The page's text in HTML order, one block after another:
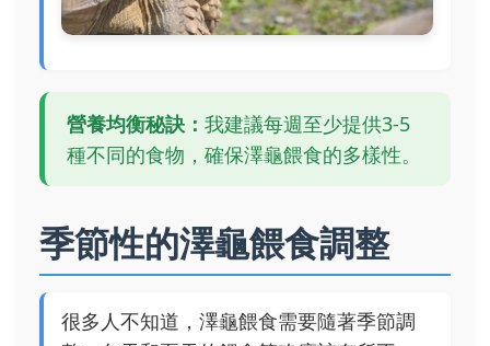
營養均衡秘訣： 我建議每週至少提供3-5
種不同的食物，確保澤龜餵食的多樣性。
季節性的澤龜餵食調整
很多人不知道，澤龜餵食需要隨著季節調